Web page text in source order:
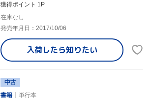
獲得ポイント 1P
在庫なし
発売年月日：2017/10/06
入荷したら知りたい
中古
書籍
単行本